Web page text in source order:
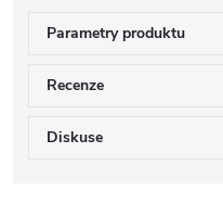
Parametry produktu
Recenze
Diskuse